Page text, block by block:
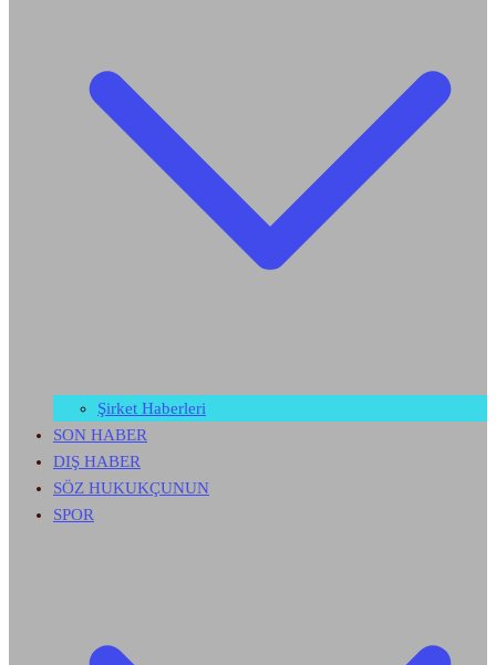
Şirket Haberleri
SON HABER
DIŞ HABER
SÖZ HUKUKÇUNUN
SPOR